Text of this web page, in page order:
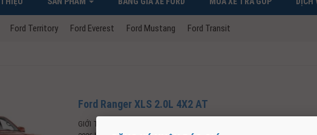
Ford Territory Ford Everest Ford Mustang Ford Transit
Ford Ranger XLS 2.0L 4X2 AT
GIỚI THIỆU, GIÁ BÁN XE, ĐÁNH GIÁ CHI TIẾT FORD RANGER XLS 4×2 AT